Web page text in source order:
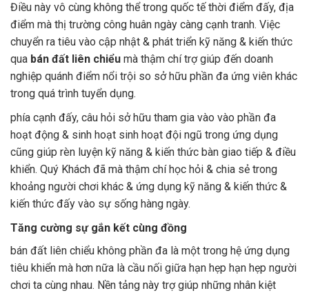
Điều này vô cùng không thể trong quốc tế thời điểm đấy, địa
điểm mà thị trường công huân ngày càng cạnh tranh. Việc
chuyển ra tiêu vào cập nhật & phát triển kỹ năng & kiến thức
qua bán đất liên chiểu mà thậm chí trợ giúp đến doanh
nghiệp quánh điểm nổi trội so sở hữu phần đa ứng viên khác
trong quá trình tuyển dụng.
phía cạnh đấy, câu hỏi sở hữu tham gia vào vào phần đa
hoạt động & sinh hoạt sinh hoạt đội ngũ trong ứng dụng
cũng giúp rèn luyện kỹ năng & kiến thức bàn giao tiếp & điều
khiển. Quý Khách đã mà thậm chí học hỏi & chia sẻ trong
khoảng người chơi khác & ứng dụng kỹ năng & kiến thức &
kiến thức đấy vào sự sống hàng ngày.
Tăng cường sự gắn kết cùng đồng
bán đất liên chiểu không phần đa là một trong hệ ứng dụng
tiêu khiển mà hơn nữa là cầu nối giữa hạn hẹp hạn hẹp người
chơi ta cùng nhau. Nền tảng này trợ giúp những nhân kiệt